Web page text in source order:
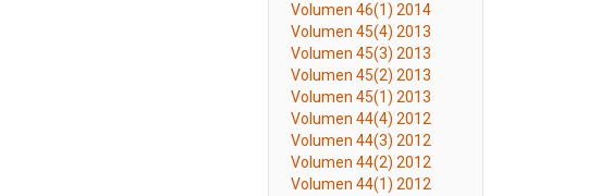
Volumen 46(1) 2014
Volumen 45(4) 2013
Volumen 45(3) 2013
Volumen 45(2) 2013
Volumen 45(1) 2013
Volumen 44(4) 2012
Volumen 44(3) 2012
Volumen 44(2) 2012
Volumen 44(1) 2012